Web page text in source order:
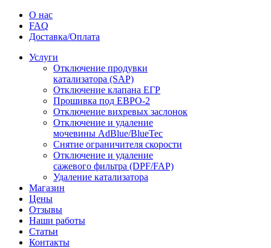
О нас
FAQ
Доставка/Оплата
Услуги
Отключение продувки
катализатора (SAP)
Отключение клапана ЕГР
Прошивка под ЕВРО-2
Отключение вихревых заслонок
Отключение и удаление
мочевины AdBlue/BlueTec
Снятие ограничителя скорости
Отключение и удаление
сажевого фильтра (DPF/FAP)
Удаление катализатора
Магазин
Цены
Отзывы
Наши работы
Статьи
Контакты